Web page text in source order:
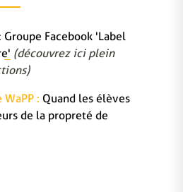
: Groupe Facebook 'Label
(découvrez ici plein
: Quand les élèves
de la propreté de